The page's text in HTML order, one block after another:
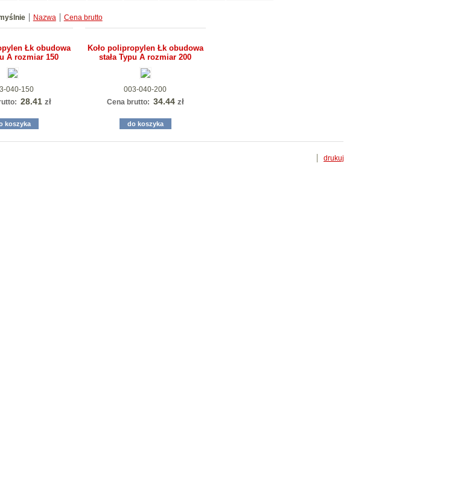
Nazwa Cena brutto
Łk obudowa
A rozmiar 150
040-150
28.41 zł
koszyka
Koło polipropylen Łk obudowa
stała Typu A rozmiar 200
003-040-200
Cena brutto: 34.44 zł
do koszyka
drukuj